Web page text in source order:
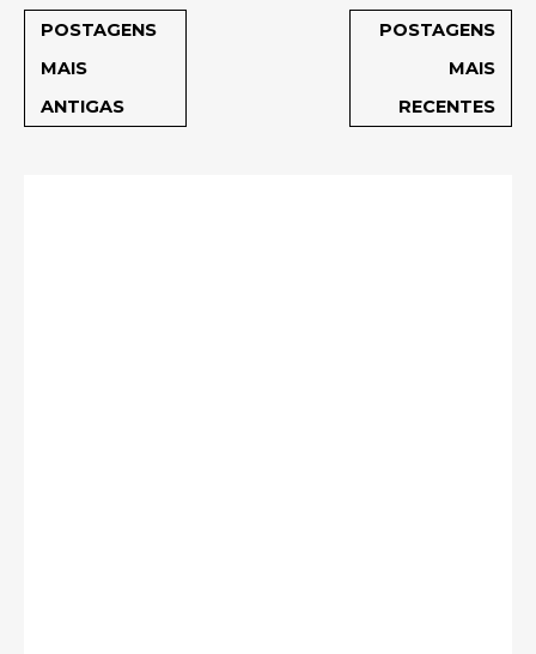
POSTAGENS
MAIS
ANTIGAS
POSTAGENS
MAIS
RECENTES